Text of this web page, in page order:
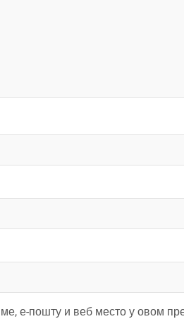
е-пошту и веб место у овом